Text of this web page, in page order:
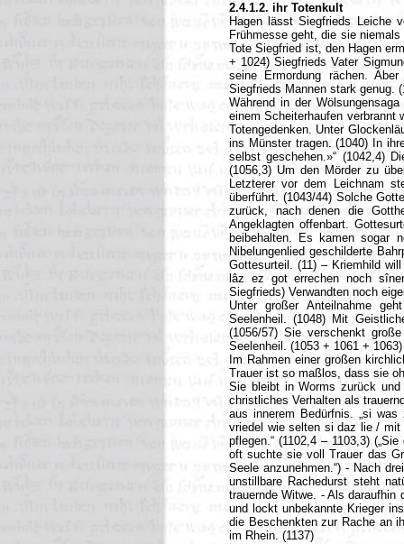
2.4.1.2. ihr Totenkult
Hagen lässt Siegfrieds Leiche
Frühmesse geht, die sie
Tote Siegfried ist, den Hagen
+ 1024) Siegfrieds Vater
seine Ermordung rächen.
Siegfrieds Mannen stark genug.
Während in der
einem Scheiterhaufen verbrannt
Totengedenken. Unter
ins Münster tragen. (1040) In
selbst geschehen.»“ (1042,4)
(1056,3) Um den Mörder zu
Letzterer vor dem Leichnam
überführt. (1043/44) Solche
zurück, nach denen die
Angeklagten offenbart.
beibehalten. Es kamen sogar
Nibelungenlied geschilderte
Gottesurteil. (11) – Kriemhild
lâz ez got errechen noch
Siegfrieds) Verwandten noch
Unter großer Anteilnahme
Seelenheil. (1048) Mit
(1056/57) Sie verschenkt
Seelenheil. (1053 + 1061 + 1063)
Im Rahmen einer großen
Trauer ist so maßlos, dass sie
Sie bleibt in Worms zurück
christliches Verhalten als
aus innerem Bedürfnis. „si
vriedel wie selten si daz lie /
pflegen.“ (1102,4 – 1103,3)
oft suchte sie voll Trauer das
Seele anzunehmen.“) - Nach
unstillbare Rachedurst steht
trauernde Witwe. - Als
und lockt unbekannte Krieger
die Beschenkten zur Rache an
im Rhein. (1137)